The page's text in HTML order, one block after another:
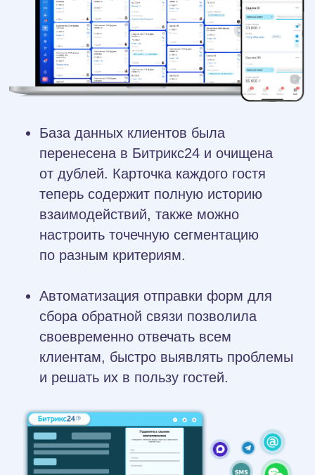
Владельцы и руководители парка
прозрачность бизнес-процессов,
а также отказаться от практики устной
постановки задач.
Внутренние переписки также
перенесены в корпоративный
мессенджер Битрикс24. Теперь
обсуждение задач ведется прямо
в соответствующей карточке,
Здесь же созданы групповые чаты
компании, где удобно информировать
команду об изменениях.